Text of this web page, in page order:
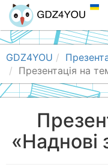
GDZ4YOU
Презентація на
«Наднові